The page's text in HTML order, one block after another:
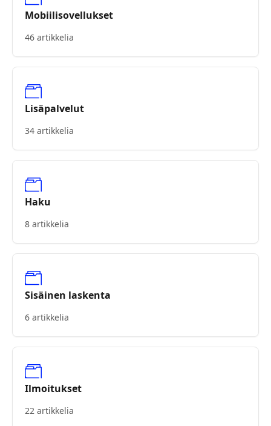
Mobiilisovellukset
46 artikkelia
Lisäpalvelut
34 artikkelia
Haku
8 artikkelia
Sisäinen laskenta
6 artikkelia
Ilmoitukset
22 artikkelia